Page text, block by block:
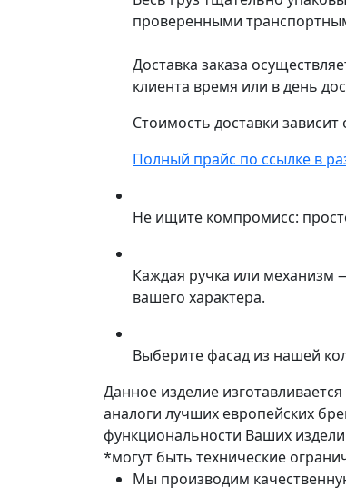
проверенными
Доставка заказа
клиента время или в день
Стоимость доставки
Полный прайс по ссылке в
Не ищите компромисс:
Каждая ручка или механизм
вашего характера.
Выберите фасад из нашей
Данное изделие
аналоги лучших европейских
функциональности Ваших
*могут быть технические
Мы производим